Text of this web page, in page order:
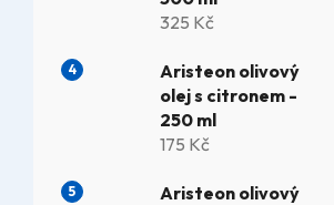
325 Kč
Aristeon olivový
olej s citronem -
250 ml
175 Kč
Aristeon olivový